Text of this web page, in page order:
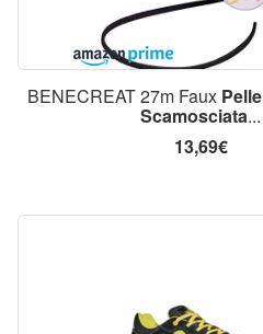
BENECREAT 27m Faux Pelle
Scamosciata...
13,69€